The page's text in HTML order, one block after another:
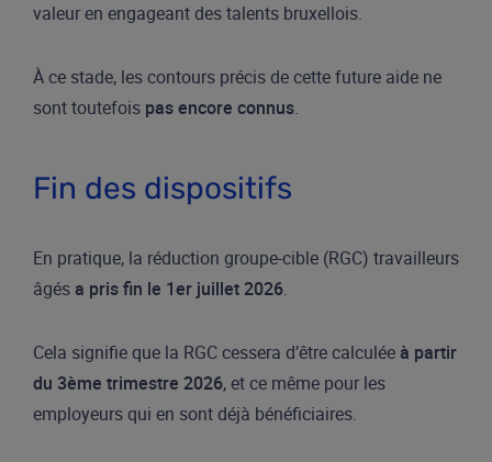
valeur en engageant des talents bruxellois.
À ce stade, les contours précis de cette future aide ne
sont toutefois pas encore connus.
Fin des dispositifs
En pratique, la réduction groupe-cible (RGC) travailleurs
âgésa pris fin le 1er juillet 2026.
Cela signifie que la RGC cessera d’être calculéeà partir
du 3ème trimestre 2026, et ce même pour les
employeurs qui en sont déjà bénéficiaires.